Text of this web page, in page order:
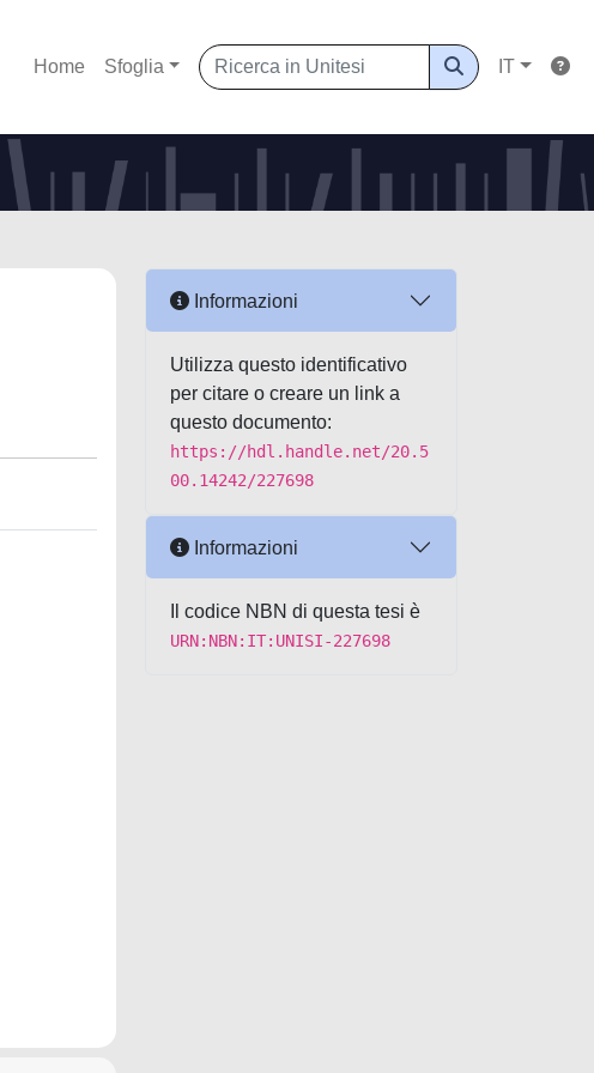
Home Sfoglia IT
Informazioni
Utilizza questo identificativo
per citare o creare un link a
questo documento:
https://hdl.handle.net/20.5
00.14242/227698
Informazioni
Il codice NBN di questa tesi è
URN:NBN:IT:UNISI-227698